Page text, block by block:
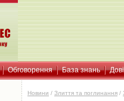
Обговорення База знань
Новини / Злиття та поглинання /